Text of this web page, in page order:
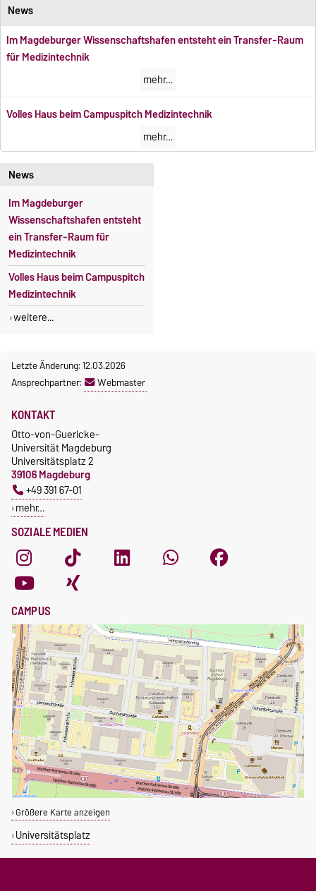
News
Im Magdeburger Wissenschaftshafen entsteht ein Transfer-Raum
für Medizintechnik
mehr…
Volles Haus beim Campuspitch Medizintechnik
mehr…
News
Im Magdeburger
Wissenschaftshafen entsteht
ein Transfer-Raum für
Medizintechnik
Volles Haus beim Campuspitch
Medizintechnik
weitere...
Letzte Änderung: 12.03.2026
Ansprechpartner:
Webmaster
SOZIALE MEDIEN
KONTAKT
Otto-von-Guericke-
Universität Magdeburg
Universitätsplatz 2
39106 Magdeburg
+49 391 67-01
mehr…
CAMPUS
Größere Karte anzeigen
Universitätsplatz